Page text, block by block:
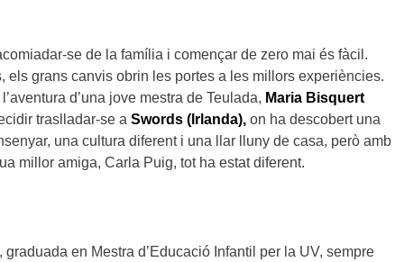
se de la família i començar de zero mai és fàcil.
els grans canvis obrin les portes a les millors experiències.
d’una jove mestra de Teulada, Maria Bisquert
traslladar-se a Swords (Irlanda), on ha descobert una
una cultura diferent i una llar lluny de casa, però amb
millor amiga, Carla Puig, tot ha estat diferent.
graduada en Mestra d’Educació Infantil per la UV, sempre